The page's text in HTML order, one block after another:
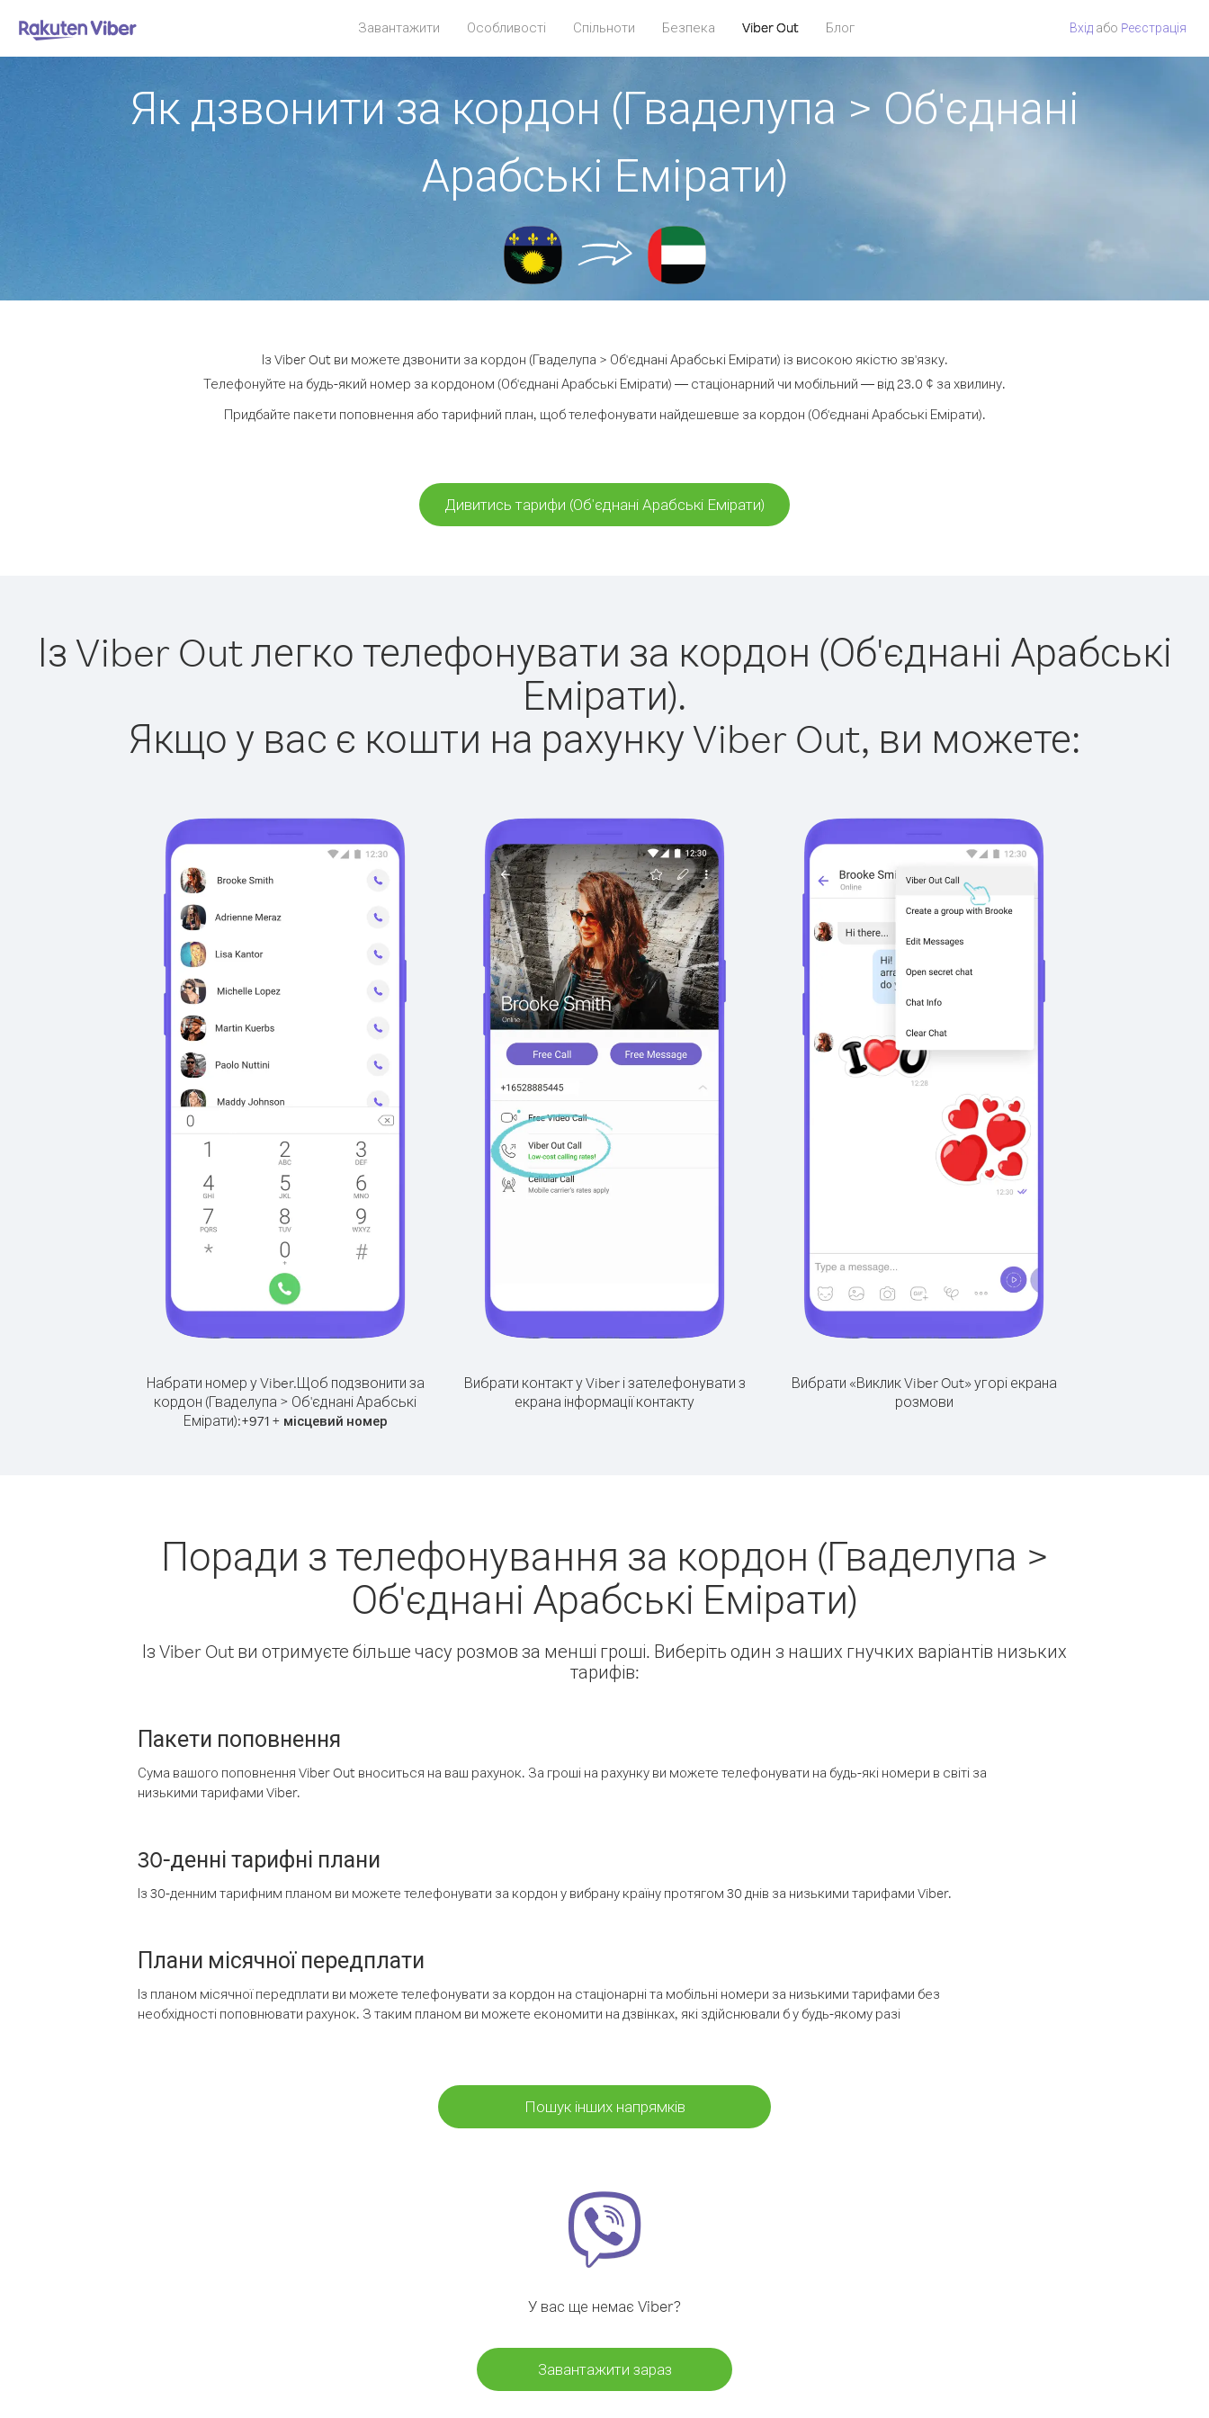
Завантажити Особливості Спільноти Безпека Viber Out Блог Вхід або Pеєстрація
Як дзвонити за кордон (Гваделупа > Об'єднані
Арабські Емірати)
Із Viber Out ви можете дзвонити за кордон (Гваделупа > Об'єднані Арабські Емірати) із високою якістю зв'язку.
Телефонуйте на будь-який номер за кордоном (Об'єднані Арабські Емірати) — стаціонарний чи мобільний — від 23.0 ¢ за хвилину.
Придбайте пакети поповнення або тарифний план, щоб телефонувати найдешевше за кордон (Об'єднані Арабські Емірати).
Дивитись тарифи (Об'єднані Арабські Емірати)
Із Viber Out легко телефонувати за кордон (Об'єднані Арабські
Емірати).
Якщо у вас є кошти на рахунку Viber Out, ви можете:
Набрати номер у Viber.Щоб подзвонити за
кордон (Гваделупа > Об'єднані Арабські
Емірати):+971+ місцевий номер
Вибрати контакт у Viber і зателефонувати з
екрана інформації контакту
Вибрати «Виклик Viber Out» угорі екрана
розмови
Поради з телефонування за кордон (Гваделупа >
Об'єднані Арабські Емірати)
Із Viber Out ви отримуєте більше часу розмов за менші гроші. Виберіть один з наших гнучких варіантів низьких
тарифів:
Пакети поповнення
Сума вашого поповнення Viber Out вноситься на ваш рахунок. За гроші на рахунку ви можете телефонувати на будь-які номери в світі за
низькими тарифами Viber.
30-денні тарифні плани
Із 30-денним тарифним планом ви можете телефонувати за кордон у вибрану країну протягом 30 днів за низькими тарифами Viber.
Плани місячної передплати
Із планом місячної передплати ви можете телефонувати за кордон на стаціонарні та мобільні номери за низькими тарифами без
необхідності поповнювати рахунок. З таким планом ви можете економити на дзвінках, які здійснювали б у будь-якому разі
Пошук інших напрямків
У вас ще немає Viber?
Завантажити зараз